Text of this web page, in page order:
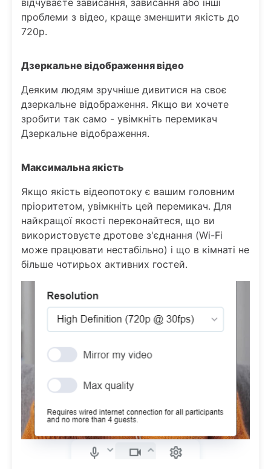
відчуваєте зависання, зависання або інші
проблеми з відео, краще зменшити якість до
720p.
Дзеркальне відображення відео
Деяким людям зручніше дивитися на своє
дзеркальне відображення. Якщо ви хочете
зробити так само - увімкніть перемикач
Дзеркальне відображення.
Максимальна якість
Якщо якість відеопотоку є вашим головним
пріоритетом, увімкніть цей перемикач. Для
найкращої якості переконайтеся, що ви
використовуєте дротове з'єднання (Wi-Fi
може працювати нестабільно) і що в кімнаті не
більше чотирьох активних гостей.